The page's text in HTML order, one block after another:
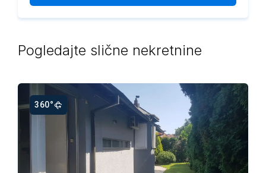
Pogledajte slične nekretnine
360°